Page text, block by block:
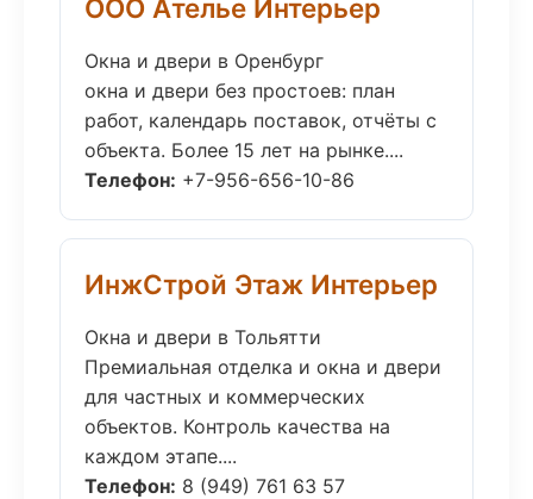
ООО Ателье Интерьер
Окна и двери в Оренбург
окна и двери без простоев: план
работ, календарь поставок, отчёты с
объекта. Более 15 лет на рынке....
Телефон: +7-956-656-10-86
ИнжСтрой Этаж Интерьер
Окна и двери в Тольятти
Премиальная отделка и окна и двери
для частных и коммерческих
объектов. Контроль качества на
каждом этапе....
Телефон: 8 (949) 761 63 57